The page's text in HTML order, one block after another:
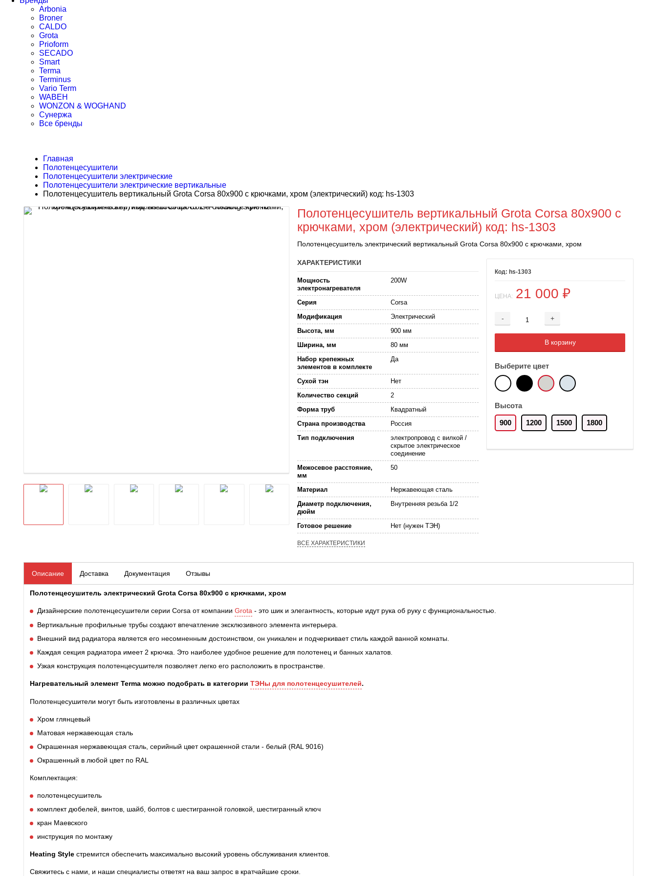
Arbonia
Broner
CALDO
Grota
Prioform
SECADO
Smart
Terma
Terminus
Vario Term
WABEH
WONZON & WOGHAND
Сунержа
Все бренды
Главная
Полотенцесушители
Полотенцесушители электрические
Полотенцесушители электрические вертикальные
Полотенцесушитель вертикальный Grota Corsa 80x900 с крючками, хром (электрический) код: hs-1303
Полотенцесушитель вертикальный Grota Corsa 80x900 с
крючками, хром (электрический) код: hs-1303
Полотенцесушитель электрический вертикальный Grota Corsa 80х900 с крючками, хром
hs-1303
ЦЕНА: 21 000 ₽
- +
Добавляется...
В корзину
Добавлен
Выберите цвет
Высота
900 1200 1500 1800
ХАРАКТЕРИСТИКИ
Мощность
электронагревателя
200W
Серия
Corsa
Модификация
Электрический
Высота, мм
900 мм
Ширина, мм
80 мм
Набор крепежных
элементов в комплекте
Да
Сухой тэн
Нет
Количество секций
2
Форма труб
Квадратный
Страна производства
Россия
Тип подключения
электропровод с вилкой /
скрытое электрическое
соединение
Межосевое расстояние,
мм
50
Материал
Нержавеющая сталь
Диаметр подключения,
дюйм
Внутренняя резьба 1/2
Готовое решение Нет (нужен ТЭН)
ВСЕ ХАРАКТЕРИСТИКИ
Описание Доставка Документация Отзывы
Полотенцесушитель электрический Grota Corsa 80х900 с крючками, хром
Дизайнерские полотенцесушители серии Corsa от компании Grota - это шик и элегантность, которые идут рука об руку с функциональностью.
Вертикальные профильные трубы создают впечатление эксклюзивного элемента интерьера.
Внешний вид радиатора является его несомненным достоинством, он уникален и подчеркивает стиль каждой ванной комнаты.
Каждая секция радиатора имеет 2 крючка. Это наиболее удобное решение для полотенец и банных халатов.
Узкая конструкция полотенцесушителя позволяет легко его расположить в пространстве.
Нагревательный элемент Terma можно подобрать в категории ТЭНы для полотенцесушителей.
Полотенцесушители могут быть изготовлены в различных цветах
Хром глянцевый
Матовая нержавеющая сталь
Окрашенная нержавеющая сталь, серийный цвет окрашенной стали - белый (RAL 9016)
Окрашенный в любой цвет по RAL
Комплектация:
полотенцесушитель
комплект дюбелей, винтов, шайб, болтов с шестигранной головкой, шестигранный ключ
кран Маевского
инструкция по монтажу
Heating Style стремится обеспечить максимально высокий уровень обслуживания клиентов.
Свяжитесь с нами, и наши специалисты ответят на ваш запрос в кратчайшие сроки.